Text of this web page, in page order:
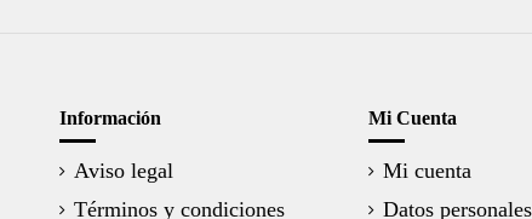
Información
Aviso legal
Términos y condiciones
Mi Cuenta
Mi cuenta
Datos personales